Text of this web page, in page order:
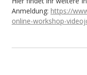
Anmeldung: https://
online-workshop-